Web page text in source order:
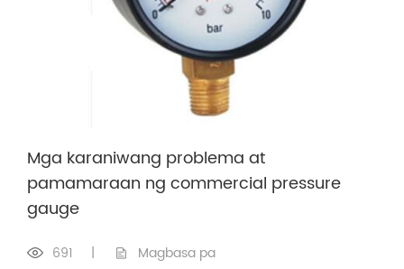
Mga karaniwang problema at
pamamaraan ng commercial pressure
gauge
691 | Magbasa pa